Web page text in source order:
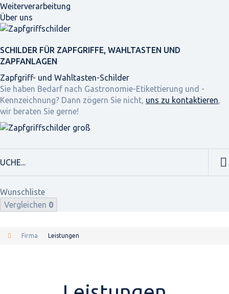
Weiterverarbeitung
Über uns
SCHILDER FÜR ZAPFGRIFFE, WAHLTASTEN UND
ZAPFANLAGEN
Zapfgriff- und Wahltasten-Schilder
Sie haben Bedarf nach Gastronomie-Etikettierung und -
Kennzeichnung? Dann zögern Sie nicht, uns zu kontaktieren,
wir beraten Sie gerne!
Wunschliste
Vergleichen 0
Firma Leistungen